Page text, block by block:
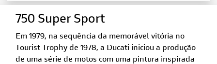
750 Super Sport
Em 1979, na sequência da memorável vitória no
Tourist Trophy de 1978, a Ducati iniciou a produção
de uma série de motos com uma pintura inspirada